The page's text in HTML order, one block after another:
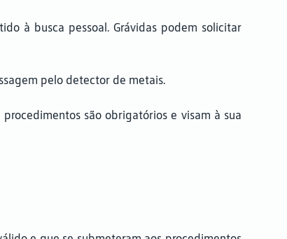
à busca pessoal. Grávidas podem solicitar
pelo detector de metais.
são obrigatórios e visam à sua